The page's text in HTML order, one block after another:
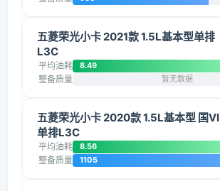
五菱荣光小卡 2021款 1.5L基本型单排
L3C
平均油耗 8.49
整备质量 暂无数据
五菱荣光小卡 2020款 1.5L基本型 国VI
单排L3C
平均油耗 8.56
整备质量 1105